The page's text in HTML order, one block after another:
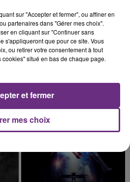
Comme Caroline
4h35
4h35
sur "Accepter et fermer", ou affiner en
partenaires dans "Gérer mes choix".
en cliquant sur "Continuer sans
s'appliqueront que pour ce site. Vous
ou retirer votre consentement à tout
situé en bas de chaque page.
mes choix
et fermer